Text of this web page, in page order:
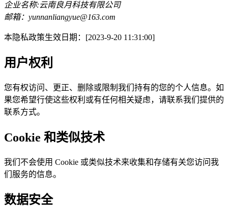
企业名称:云南良月科技有限公司
邮箱：yunnanliangyue@163.com
本隐私政策生效日期：[2023-9-20 11:31:00]
用户权利
您有权访问、更正、删除或限制我们持有的您的个人信息。如
果您希望行使这些权利或有任何相关疑虑，请联系我们提供的
联系方式。
Cookie 和类似技术
我们不会使用 Cookie 或类似技术来收集和存储有关您访问我
们服务的信息。
数据安全